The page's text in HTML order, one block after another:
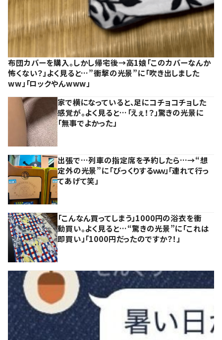
布団カバーを購入。しかし帰宅後→高1娘「このカバーなんか
怖くない？」よく見ると…”衝撃の光景”に「吹き出しました
ww」「ロックやんwww」
家で横になっていると、足にコチョコチョした
感覚が。よく見ると…「えぇ！？」驚きの光景に
「無事でよかった」
出張で…列車の指定席を予約したら…→“想
定外の光景”に「びっくりするｗｗ」「連れて行っ
てあげて笑」
「こんなん買ってしまう」1000円の浴衣を衝
動買い。よく見ると…“驚きの光景”に「これは
即買い」「1000円だったのですか？！」